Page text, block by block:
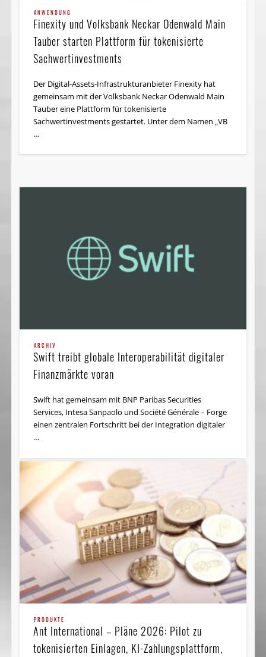
ANWENDUNG
Finexity und Volksbank Neckar Odenwald Main
Tauber starten Plattform für tokenisierte
Sachwertinvestments
Der Digital-Assets-Infrastrukturanbieter Finexity hat
gemeinsam mit der Volksbank Neckar Odenwald Main
Tauber eine Plattform für tokenisierte
Sachwertinvestments gestartet. Unter dem Namen „VB
…
ARCHIV
Swift treibt globale Interoperabilität digitaler
Finanzmärkte voran
Swift hat gemeinsam mit BNP Paribas Securities
Services, Intesa Sanpaolo und Société Générale – Forge
einen zentralen Fortschritt bei der Integration digitaler
…
PRODUKTE
Ant International – Pläne 2026: Pilot zu
tokenisierten Einlagen, KI-Zahlungsplattform,